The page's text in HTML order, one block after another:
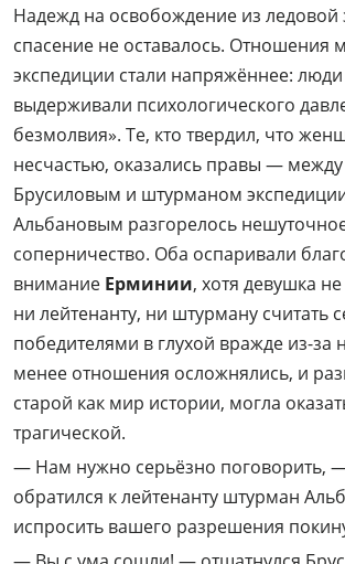
Надежд на освобождение из ледовой
спасение не оставалось. Отношения
экспедиции стали напряжённее:
выдерживали психологического
безмолвия». Те, кто твердил, что
несчастью, оказались правы —
Брусиловым и штурманом
Альбановым разгорелось
соперничество. Оба оспаривали
внимание Ерминии, хотя девушка
ни лейтенанту, ни штурману считать
победителями в глухой вражде из-за
менее отношения осложнялись, и
старой как мир истории, могла
трагической.
— Нам нужно серьёзно поговорить,
обратился к лейтенанту штурман
испросить вашего разрешения